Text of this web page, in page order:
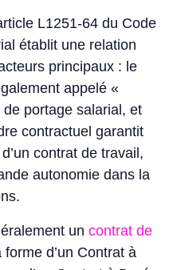
L1251-64 du Code
établit une relation
principaux : le
appelé «
portage salarial, et
contractuel garantit
contrat de travail,
autonomie dans la
un contrat de
d’un Contrat à